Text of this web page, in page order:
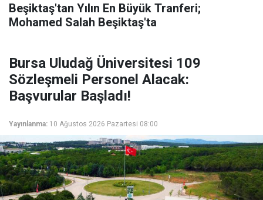
Beşiktaş'tan Yılın En Büyük Tranferi;
Mohamed Salah Beşiktaş'ta
Bursa Uludağ Üniversitesi 109
Sözleşmeli Personel Alacak:
Başvurular Başladı!
Yayınlanma: 10 Ağustos 2026 Pazartesi 08:00